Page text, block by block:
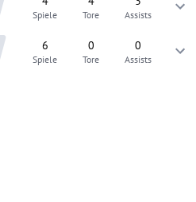
Spiele Tore Assists
6
Spiele
0
Tore
0
Assists